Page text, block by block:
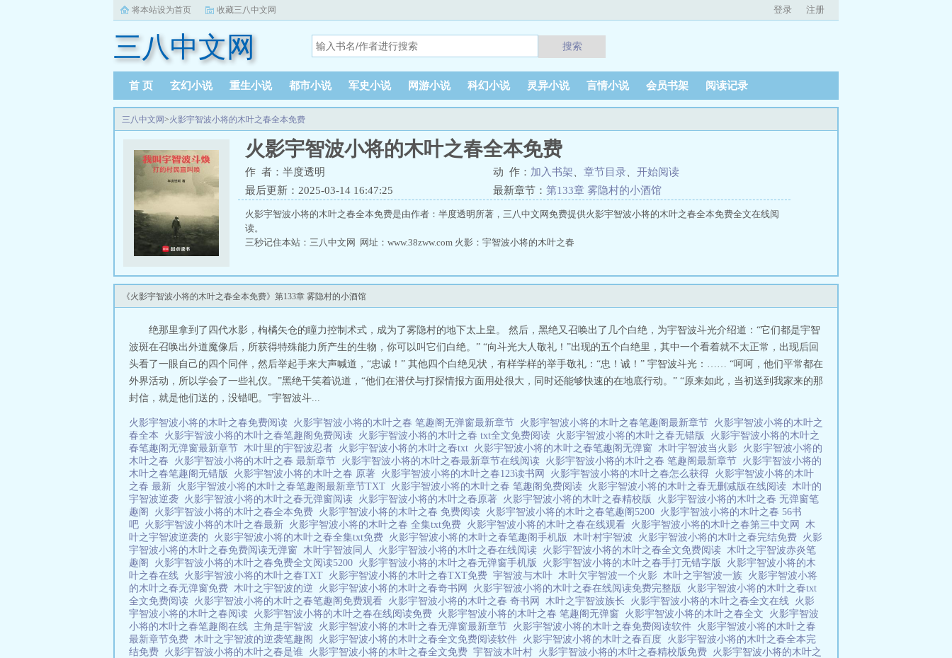
将本站设为首页 收藏三八中文网 登录 注册
三八中文网 搜索
首 页 玄幻小说 重生小说 都市小说 军史小说 网游小说 科幻小说 灵异小说 言情小说 会员书架 阅读记录
三八中文网>火影宇智波小将的木叶之春全本免费
火影宇智波小将的木叶之春全本免费
作 者：半度透明 动 作： 加入书架 章节目录
开始阅读
最后更新：2025-03-14 16:47:25
最新章节： 第133章 雾隐村的小酒馆
火影宇智波小将的木叶之春全本免费是由作者：半度透明所著，三八中文网免费提供火影宇智波小将的木叶之春全本免费全文在线阅
读。
三秒记住本站：三八中文网 网址：www.38zww.com 火影：宇智波小将的木叶之春
《火影宇智波小将的木叶之春全本免费》第133章 雾隐村的小酒馆
绝那里拿到了四代水影，枸橘矢仓的瞳力控制术式，成为了雾隐村的地下太上皇。 然后，黑绝又召唤出了几个白绝，为宇智波斗光介绍道：“它们都是宇智
波斑在召唤出外道魔像后，所获得特殊能力所产生的生物，你可以叫它们白绝。” “向斗光大人敬礼！”出现的五个白绝里，其中一个看着就不太正常，出现后回
头看了一眼自己的四个同伴，然后举起手来大声喊道，“忠诚！” 其他四个白绝见状，有样学样的举手敬礼：“忠！诚！” 宇智波斗光：…… “呵呵，他们平常都在
外界活动，所以学会了一些礼仪。”黑绝干笑着说道，“他们在潜伏与打探情报方面用处很大，同时还能够快速的在地底行动。” “原来如此，当初送到我家来的那
封信，就是他们送的，没错吧。”宇智波斗...
火影宇智波小将的木叶之春免费阅读 火影宇智波小将的木叶之春 笔趣阁无弹窗最新章节 火影宇智波小将的木叶之春笔趣阁最新章节 火影宇智波小将的木叶之
春全本 火影宇智波小将的木叶之春笔趣阁免费阅读 火影宇智波小将的木叶之春 txt全文免费阅读 火影宇智波小将的木叶之春无错版 火影宇智波小将的木叶之
春笔趣阁无弹窗最新章节 木叶里的宇智波忍者 火影宇智波小将的木叶之春txt 火影宇智波小将的木叶之春笔趣阁无弹窗 木叶宇智波当火影 火影宇智波小将的
木叶之春 火影宇智波小将的木叶之春 最新章节 火影宇智波小将的木叶之春最新章节在线阅读 火影宇智波小将的木叶之春 笔趣阁最新章节 火影宇智波小将的
木叶之春笔趣阁无错版 火影宇智波小将的木叶之春 原著 火影宇智波小将的木叶之春123读书网 火影宇智波小将的木叶之春怎么获得 火影宇智波小将的木叶
之春 最新 火影宇智波小将的木叶之春笔趣阁最新章节TXT 火影宇智波小将的木叶之春 笔趣阁免费阅读 火影宇智波小将的木叶之春无删减版在线阅读 木叶的
宇智波逆袭 火影宇智波小将的木叶之春无弹窗阅读 火影宇智波小将的木叶之春原著 火影宇智波小将的木叶之春精校版 火影宇智波小将的木叶之春 无弹窗笔
趣阁 火影宇智波小将的木叶之春全本免费 火影宇智波小将的木叶之春 免费阅读 火影宇智波小将的木叶之春笔趣阁5200 火影宇智波小将的木叶之春 56书
吧 火影宇智波小将的木叶之春最新 火影宇智波小将的木叶之春 全集txt免费 火影宇智波小将的木叶之春在线观看 火影宇智波小将的木叶之春第三中文网 木
叶之宇智波逆袭的 火影宇智波小将的木叶之春全集txt免费 火影宇智波小将的木叶之春笔趣阁手机版 木叶村宇智波 火影宇智波小将的木叶之春完结免费 火影
宇智波小将的木叶之春免费阅读无弹窗 木叶宇智波同人 火影宇智波小将的木叶之春在线阅读 火影宇智波小将的木叶之春全文免费阅读 木叶之宇智波赤炎笔
趣阁 火影宇智波小将的木叶之春免费全文阅读5200 火影宇智波小将的木叶之春无弹窗手机版 火影宇智波小将的木叶之春手打无错字版 火影宇智波小将的木
叶之春在线 火影宇智波小将的木叶之春TXT 火影宇智波小将的木叶之春TXT免费 宇智波与木叶 木叶欠宇智波一个火影 木叶之宇智波一族 火影宇智波小将
的木叶之春无弹窗免费 木叶之宇智波的逆 火影宇智波小将的木叶之春奇书网 火影宇智波小将的木叶之春在线阅读免费完整版 火影宇智波小将的木叶之春txt
全文免费阅读 火影宇智波小将的木叶之春笔趣阁免费观看 火影宇智波小将的木叶之春 奇书网 木叶之宇智波族长 火影宇智波小将的木叶之春全文在线 火影
宇智波小将的木叶之春阅读 火影宇智波小将的木叶之春在线阅读免费 火影宇智波小将的木叶之春 笔趣阁无弹窗 火影宇智波小将的木叶之春全文 火影宇智波
小将的木叶之春笔趣阁在线 主角是宇智波 火影宇智波小将的木叶之春无弹窗最新章节 火影宇智波小将的木叶之春免费阅读软件 火影宇智波小将的木叶之春
最新章节免费 木叶之宇智波的逆袭笔趣阁 火影宇智波小将的木叶之春全文免费阅读软件 火影宇智波小将的木叶之春百度 火影宇智波小将的木叶之春全本完
结免费 火影宇智波小将的木叶之春是谁 火影宇智波小将的木叶之春全文免费 宇智波木叶村 火影宇智波小将的木叶之春精校版免费 火影宇智波小将的木叶之